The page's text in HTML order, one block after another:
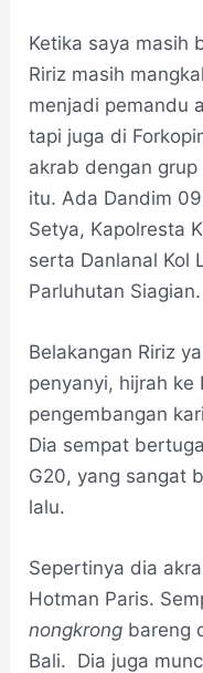
Ketika saya masih
Ririz masih
menjadi pemandu
tapi juga di
akrab dengan
itu. Ada Dandim
Setya, Kapolresta
serta Danlanal Kol
Parluhutan Siagian.
Belakangan Ririz
penyanyi, hijrah ke
pengembangan
Dia sempat
G20, yang sangat
lalu.
Sepertinya dia
Hotman Paris.
nongkrong bareng
Bali. Dia juga